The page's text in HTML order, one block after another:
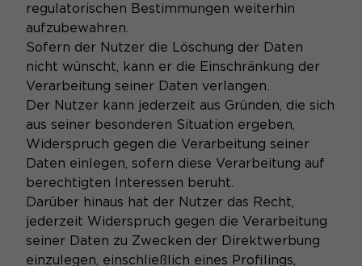
regulatorischen Bestimmungen weiterhin
aufzubewahren.
Sofern der Nutzer die Löschung der Daten
nicht wünscht, kann er die Einschränkung der
Verarbeitung seiner Daten verlangen.
Der Nutzer kann jederzeit aus Gründen, die sich
aus seiner besonderen Situation ergeben,
Widerspruch gegen die Verarbeitung seiner
Daten einlegen, sofern diese Verarbeitung auf
berechtigten Interessen beruht.
Darüber hinaus hat der Nutzer das Recht,
jederzeit Widerspruch gegen die Verarbeitung
seiner Daten zu Zwecken der Direktwerbung
einzulegen, einschließlich eines Profilings,